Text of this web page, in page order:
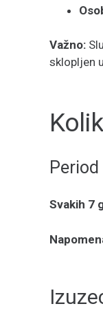
Važno:
sklopljen
Svakih 7